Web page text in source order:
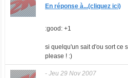
En réponse à...(cliquez ici)
:good: +1
si quelqu'un sait d'ou sort ce
please ! :)
- Jeu 29 Nov 2007